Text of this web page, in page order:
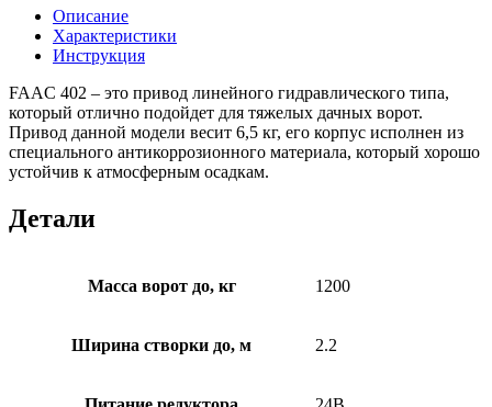
Описание
Характеристики
Инструкция
FAAC 402 – это привод линейного гидравлического типа,
который отлично подойдет для тяжелых дачных ворот.
Привод данной модели весит 6,5 кг, его корпус исполнен из
специального антикоррозионного материала, который хорошо
устойчив к атмосферным осадкам.
Детали
Масса ворот до, кг 1200
Ширина створки до, м 2.2